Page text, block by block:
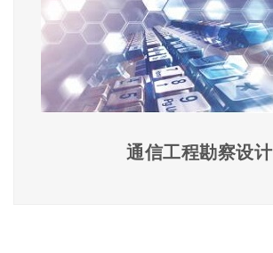
通信工程勘察设计